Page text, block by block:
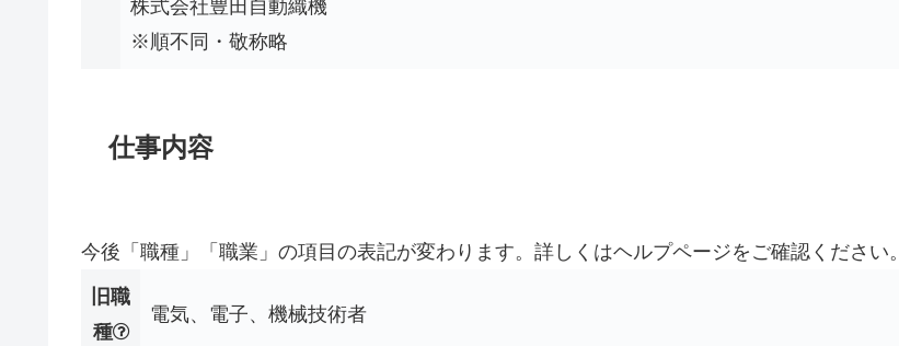
株式会社豊田自動織機
※順不同・敬称略
仕事内容
今後「職種」「職業」の項目の表記が変わります。詳しくはヘルプページをご確認ください。
旧職
種
電気、電子、機械技術者